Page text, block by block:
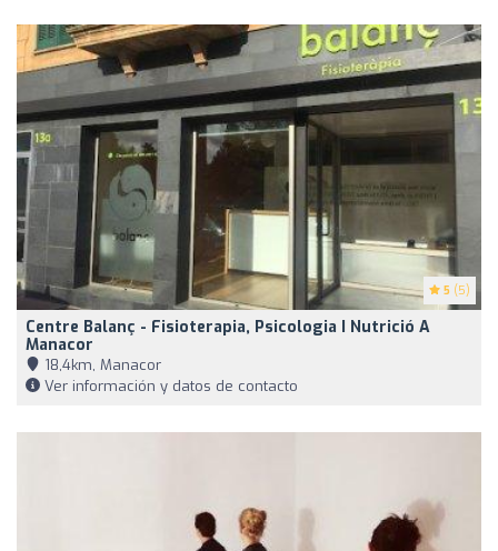
5 (5)
Centre Balanç - Fisioterapia, Psicologia I Nutrició A
Manacor
18,4km, Manacor
Ver información y datos de contacto